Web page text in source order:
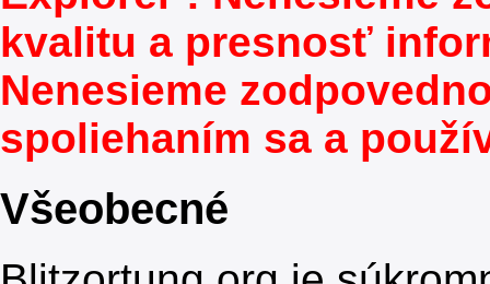
kvalitu a presnosť
Nenesieme
spoliehaním sa a
Všeobecné